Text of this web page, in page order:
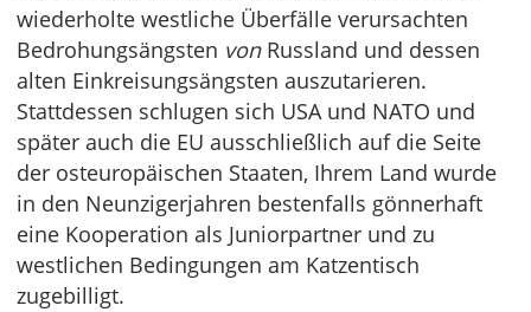
wiederholte westliche Überfälle verursachten
Bedrohungsängsten vonRussland und dessen
alten Einkreisungsängsten auszutarieren.
Stattdessen schlugen sich USA und NATO und
später auch die EU ausschließlich auf die Seite
der osteuropäischen Staaten, Ihrem Land wurde
in den Neunzigerjahren bestenfalls gönnerhaft
eine Kooperation als Juniorpartner und zu
westlichen Bedingungen am Katzentisch
zugebilligt.